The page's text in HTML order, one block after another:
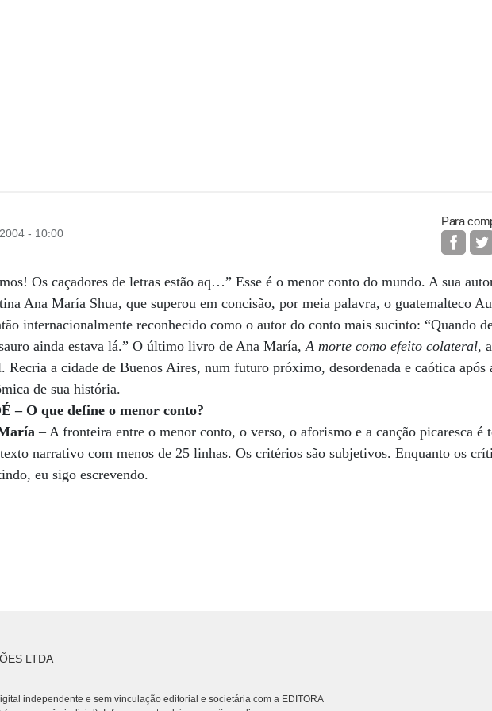
- 10:00
Para
Os caçadores de letras estão aq…” Esse é o menor conto do mundo. A sua
Ana María Shua, que superou em concisão, por meia palavra, o guatemalteco
internacionalmente reconhecido como o autor do conto mais sucinto: “Quando
ainda estava lá.” O último livro de Ana María,A morte como efeito colateral,
Recria a cidade de Buenos Aires, num futuro próximo, desordenada e caótica após
de sua história.
– O que define o menor conto?
– A fronteira entre o menor conto, o verso, o aforismo e a canção picaresca é
narrativo com menos de 25 linhas. Os critérios são subjetivos. Enquanto os
eu sigo escrevendo.
LTDA
independente e sem vinculação editorial e societária com a EDITORA